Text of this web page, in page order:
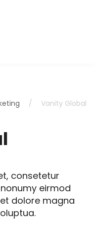
Vanity Global
consetetur
eirmod
dolore magna